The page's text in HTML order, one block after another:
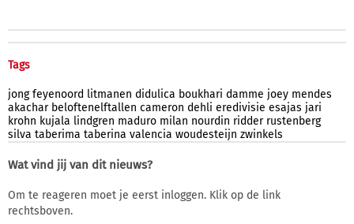
Tags
jong feyenoord litmanen didulica boukhari damme joey mendes
akachar beloftenelftallen cameron dehli eredivisie esajas jari
krohn kujala lindgren maduro milan nourdin ridder rustenberg
silva taberima taberina valencia woudesteijn zwinkels
Wat vind jij van dit nieuws?
Om te reageren moet je eerst inloggen. Klik op de link
rechtsboven.